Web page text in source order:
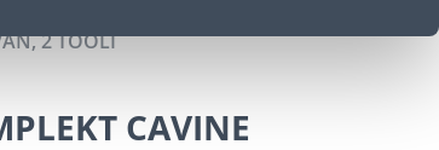
2 TOOLI
CAVINE